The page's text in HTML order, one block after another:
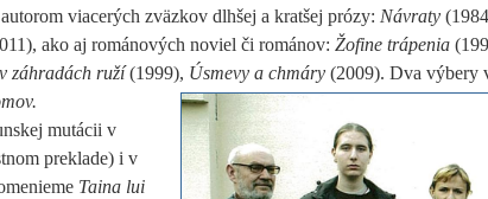
viacerých zväzkov dlhšej a kratšej prózy: Návraty
ako aj románových noviel či románov: Žofine trápenia
záhradách ruží(1999), Úsmevy a chmáry (2009). Dva výbery
mutácii v
preklade) i v
Taina lui